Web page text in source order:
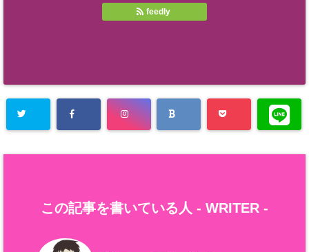
feedly
この記事を書いている人 - WRITER -